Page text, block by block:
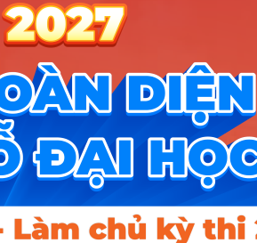
Trường Đại Học Lâm nghiệp
Trường Đại Học Phương Đông
Trường Đại Học Sư Phạm Hà Nội
Trường Đại Học Sư Phạm TPHCM
Trường Đại học Tư thục Quốc Tế Sài Gòn